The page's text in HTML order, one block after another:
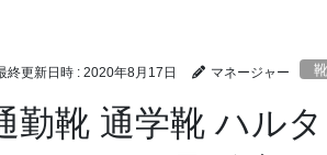
終更新日時 : 2020年8月17日 マネージャー
勤靴 通学靴 ハル